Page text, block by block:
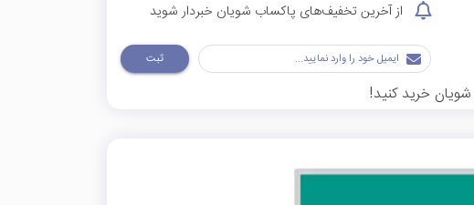
از آخرین تخفیف‌های پاکساب شویان خبردار شوید
ثبت
خرید کنید!